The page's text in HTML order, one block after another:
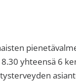
yhteensä 6